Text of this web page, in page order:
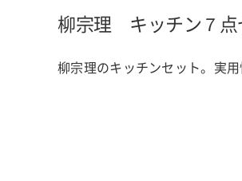
柳宗理 キッチン７点
柳宗理のキッチンセット。実